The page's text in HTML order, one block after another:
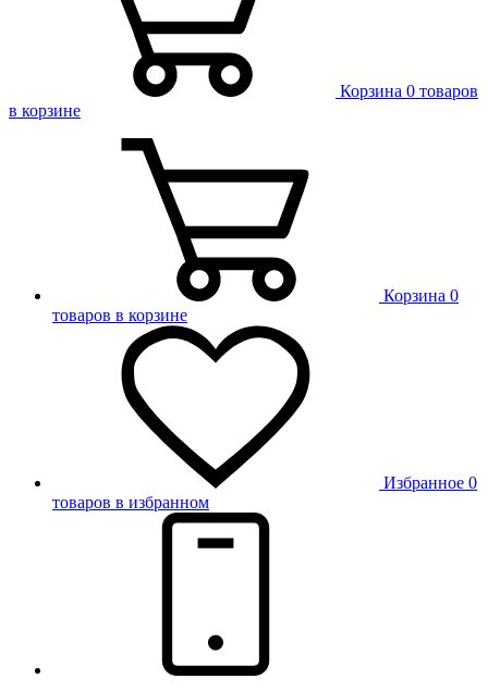
Корзина 0 товаров
в корзине
Корзина 0
товаров в корзине
Избранное 0
товаров в избранном